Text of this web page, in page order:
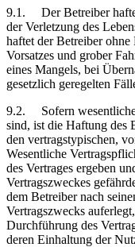
9.1.
Der Betreiber
der Verletzung des
haftet der Betreiber
Vorsatzes und grober
eines Mangels, bei
gesetzlich geregelten
9.2.
Sofern
sind, ist die Haftung des
den vertragstypischen,
Wesentliche
des Vertrages ergeben
Vertragszweckes
dem Betreiber nach
Vertragszwecks
Durchführung des
deren Einhaltung der